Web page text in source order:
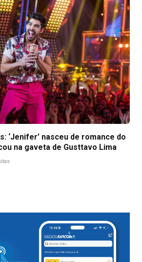
‘Jenifer’ nasceu de romance do
na gaveta de Gusttavo Lima